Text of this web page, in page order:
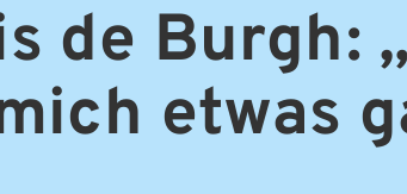
de Burgh:
etwas